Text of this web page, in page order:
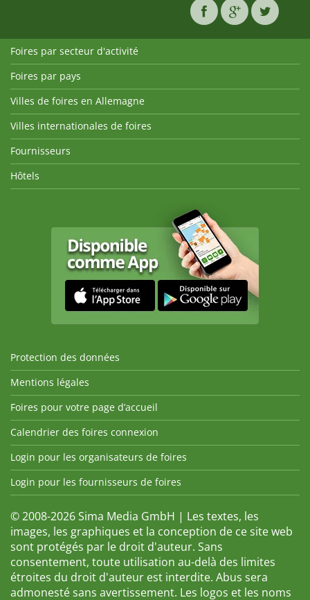
Foires par secteur d'activité
Foires par pays
Villes de foires en Allemagne
Villes internationales de foires
Fournisseurs
Hôtels
Protection des données
Mentions légales
Foires pour votre page d’accueil
Calendrier des foires connexion
Login pour les organisateurs de foires
Login pour les fournisseurs de foires
© 2008-2026 Sima Media GmbH | Les textes, les
images, les graphiques et la conception de ce site web
sont protégés par le droit d'auteur. Sans
consentement, toute utilisation au-delà des limites
étroites du droit d'auteur est interdite. Abus sera
admonesté sans avertissement. Les logos et les noms